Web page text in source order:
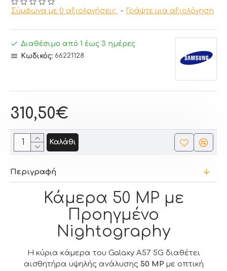
Σύμφωνα με 0 αξιολογήσεις. - Γράψτε μια αξιολόγηση
310,50€
Διαθέσιμο από 1 έως 3 ημέρες
Κωδικός: 66221128
Καλάθι
Περιγραφή
Κάμερα 50 MP με
Προηγμένο
Nightography
Η κύρια κάμερα του Galaxy A57 5G διαθέτει
αισθητήρα υψηλής ανάλυσης 50 MP με οπτική